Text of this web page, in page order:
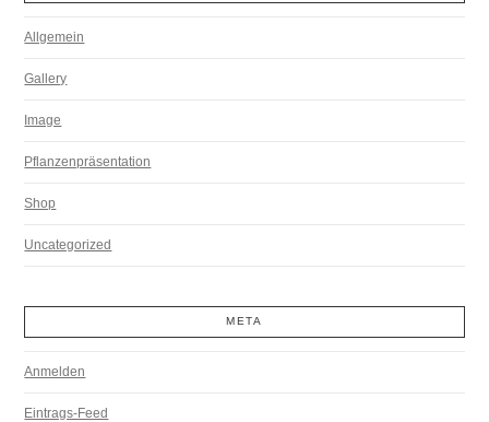
Allgemein
Gallery
Image
Pflanzenpräsentation
Shop
Uncategorized
META
Anmelden
Eintrags-Feed